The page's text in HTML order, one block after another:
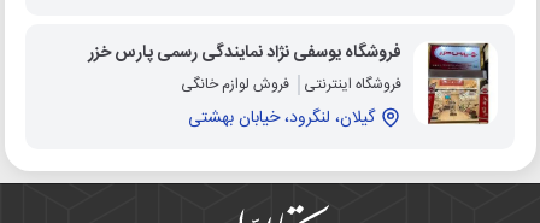
فروشگاه یوسفی نژاد نمایندگی رسمی پارس خزر
فروشگاه اینترنتی فروش لوازم خانگی
گیلان، لنگرود، خیابان بهشتی